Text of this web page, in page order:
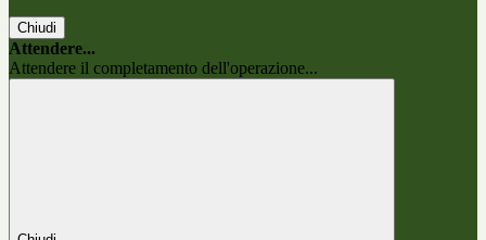
Chiudi
Attendere...
Attendere il completamento dell'operazione...